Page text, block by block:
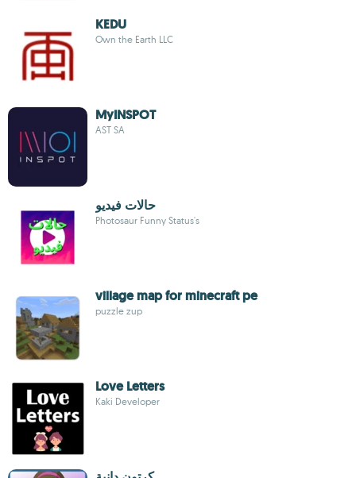
KEDU
Own the Earth LLC
MyINSPOT
AST SA
حالات فيديو
Photosaur Funny Status's
village map for minecraft pe
puzzle zup
Love Letters
Kaki Developer